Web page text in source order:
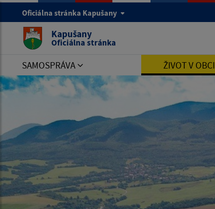
Oficiálna stránka Kapušany
Kapušany
Oficiálna stránka
SAMOSPRÁVA ŽIVOT V OBCI